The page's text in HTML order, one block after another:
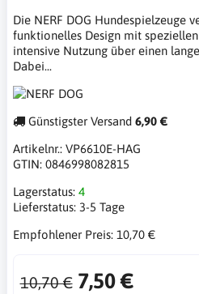
Die NERF DOG Hundespielzeuge
funktionelles Design mit
intensive Nutzung über einen
Dabei...
Günstigster Versand 6,90 €
Artikelnr.: VP6610E-HAG
GTIN: 0846998082815
Lagerstatus: 4
Lieferstatus: 3-5 Tage
Empfohlener Preis: 10,70 €
10,70 € 7,50 €